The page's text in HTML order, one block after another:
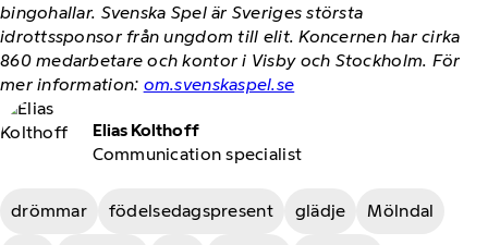
bingohallar. Svenska Spel är Sveriges största
idrottssponsor från ungdom till elit. Koncernen har cirka
860 medarbetare och kontor i Visby och Stockholm. För
mer information: om.svenskaspel.se
Communication specialist
Elias Kolthoff
drömmar födelsedagspresent glädje Mölndal